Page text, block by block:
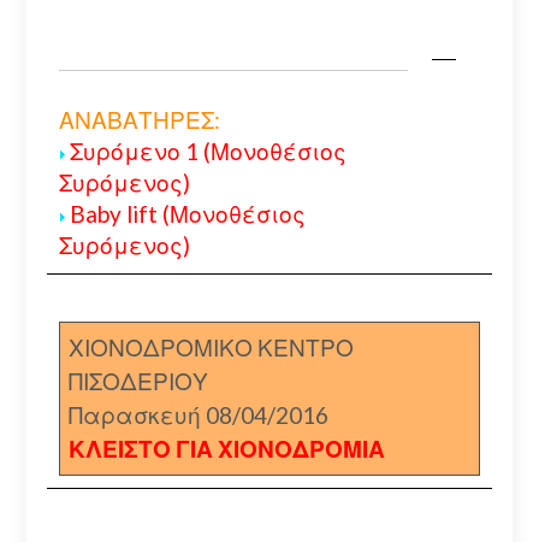
ΑΝΑΒΑΤΗΡΕΣ:
Συρόμενο 1 (Μονοθέσιος
Συρόμενος)
Baby lift (Μονοθέσιος
Συρόμενος)
ΧΙΟΝΟΔΡΟΜΙΚΟ ΚΕΝΤΡΟ
ΠΙΣΟΔΕΡΙΟΥ
Παρασκευή 08/04/2016
ΚΛΕΙΣΤΟ ΓΙΑ ΧΙΟΝΟΔΡΟΜΙΑ